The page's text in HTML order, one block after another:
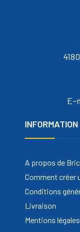
E-
INFORMATION
A propos de
Comment créer
Conditions
Livraison
Mentions légales